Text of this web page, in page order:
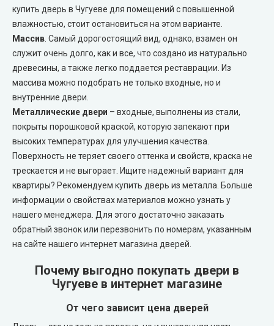
LUXDOORS (ЛюксДорс)
Portalino Doors (Порталино)
Rezult
CITY (Сити крашенные двери)
Контур
Danapris Doors (Данаприс Дорс)
DRUID (Друид)
Europe Doors
купить дверь в Чугуеве для помещений с повышенной
влажностью, стоит остановиться на этом варианте.
Массив . Самый дорогостоящий вид, однако, взамен он
служит очень долго, как и все, что создано из натурально
древесины, а также легко поддается реставрации. Из
массива можно подобрать не только входные, но и
внутренние двери.
Металлические двери – входные, выполнены из стали,
покрыты порошковой краской, которую запекают при
высоких температурах для улучшения качества.
Поверхность не теряет своего оттенка и свойств, краска не
трескается и не выгорает. Ищите надежный вариант для
квартиры? Рекомендуем купить дверь из металла. Больше
информации о свойствах материалов можно узнать у
нашего менеджера. Для этого достаточно заказать
обратный звонок или перезвонить по номерам, указанным
на сайте нашего интернет магазина дверей.
Почему выгодно покупать двери в
Чугуеве в интернет магазине
От чего зависит цена дверей